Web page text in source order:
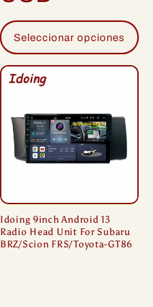
Seleccionar opciones
Idoing 9inch Android 13
Radio Head Unit For Subaru
BRZ/Scion FRS/Toyota-GT86